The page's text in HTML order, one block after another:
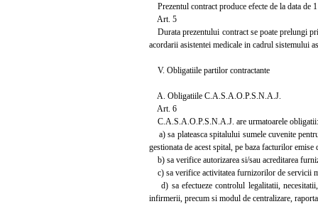
Prezentul contract produce efecte de la data de
Art. 5
Durata prezentului contract se poate prelungi
acordarii asistentei medicale in cadrul sistemului
V. Obligatiile partilor contractante
A. Obligatiile C.A.S.A.O.P.S.N.A.J.
Art. 6
C.A.S.A.O.P.S.N.A.J. are urmatoarele obligatii:
a) sa plateasca spitalului sumele cuvenite
gestionata de acest spital, pe baza facturilor
b) sa verifice autorizarea si/sau acreditarea
c) sa verifice activitatea furnizorilor de servicii
d) sa efectueze controlul legalitatii,
infirmerii, precum si modul de centralizare,